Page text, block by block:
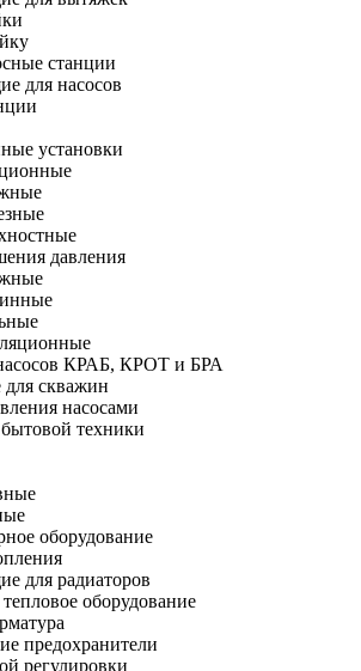
станции
для насосов
установки
давления
КРАБ, КРОТ и БРА
скважин
насосами
техники
оборудование
для радиаторов
оборудование
предохранители
регулировки